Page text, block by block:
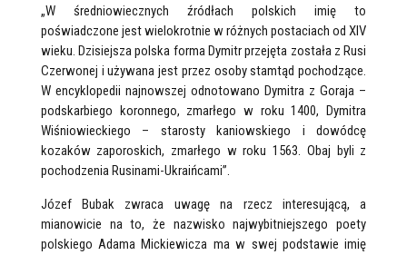
„W średniowiecznych źródłach polskich imię to
poświadczone jest wielokrotnie w różnych postaciach od XIV
wieku. Dzisiejsza polska forma Dymitr przejęta została z Rusi
Czerwonej i używana jest przez osoby stamtąd pochodzące.
W encyklopedii najnowszej odnotowano Dymitra z Goraja –
podskarbiego koronnego, zmarłego w roku 1400, Dymitra
Wiśniowieckiego – starosty kaniowskiego i dowódcę
kozaków zaporoskich, zmarłego w roku 1563. Obaj byli z
pochodzenia Rusinami-Ukraińcami”.
Józef Bubak zwraca uwagę na rzecz interesującą, a
mianowicie na to, że nazwisko najwybitniejszego poety
polskiego Adama Mickiewicza ma w swej podstawie imię